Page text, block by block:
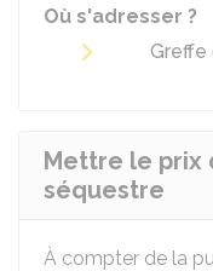
Où s'adresser ?
Greffe
Mettre le prix
séquestre
À compter de la